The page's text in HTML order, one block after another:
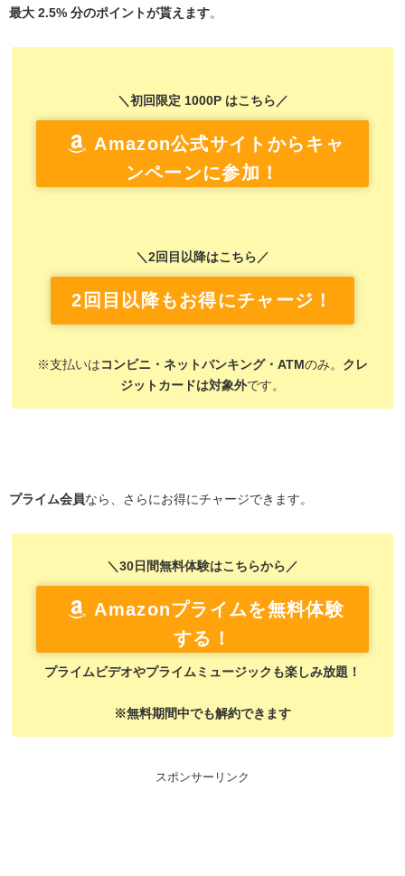
最大 2.5% 分のポイントが貰えます。
＼初回限定 1000P はこちら／
Amazon公式サイトからキャ
ンペーンに参加！
＼2回目以降はこちら／
2回目以降もお得にチャージ！
※支払いは コンビニ・ネットバンキング・ATMのみ。 クレ
ジットカードは対象外です。
プライム会員なら、さらにお得にチャージできます。
＼30日間無料体験はこちらから／
Amazonプライムを無料体験
する！
プライムビデオやプライムミュージックも楽しみ放題！
※無料期間中でも解約できます
スポンサーリンク